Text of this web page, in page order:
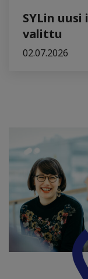
SYLin
valittu
02.07.2026